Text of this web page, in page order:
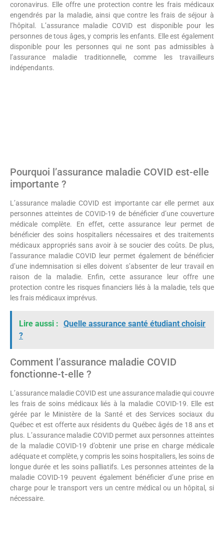
coronavirus. Elle offre une protection contre les frais médicaux
engendrés par la maladie, ainsi que contre les frais de séjour à
l’hôpital. L’assurance maladie COVID est disponible pour les
personnes de tous âges, y compris les enfants. Elle est également
disponible pour les personnes qui ne sont pas admissibles à
l’assurance maladie traditionnelle, comme les travailleurs
indépendants.
Pourquoi l’assurance maladie COVID est-elle
importante ?
L’assurance maladie COVID est importante car elle permet aux
personnes atteintes de COVID-19 de bénéficier d’une couverture
médicale complète. En effet, cette assurance leur permet de
bénéficier des soins hospitaliers nécessaires et des traitements
médicaux appropriés sans avoir à se soucier des coûts. De plus,
l’assurance maladie COVID leur permet également de bénéficier
d’une indemnisation si elles doivent s’absenter de leur travail en
raison de la maladie. Enfin, cette assurance leur offre une
protection contre les risques financiers liés à la maladie, tels que
les frais médicaux imprévus.
Lire aussi : Quelle assurance santé étudiant choisir
?
Comment l’assurance maladie COVID
fonctionne-t-elle ?
L’assurance maladie COVID est une assurance maladie qui couvre
les frais de soins médicaux liés à la maladie COVID-19. Elle est
gérée par le Ministère de la Santé et des Services sociaux du
Québec et est offerte aux résidents du Québec âgés de 18 ans et
plus. L’assurance maladie COVID permet aux personnes atteintes
de la maladie COVID-19 d’obtenir une prise en charge médicale
adéquate et complète, y compris les soins hospitaliers, les soins de
longue durée et les soins palliatifs. Les personnes atteintes de la
maladie COVID-19 peuvent également bénéficier d’une prise en
charge pour le transport vers un centre médical ou un hôpital, si
nécessaire.